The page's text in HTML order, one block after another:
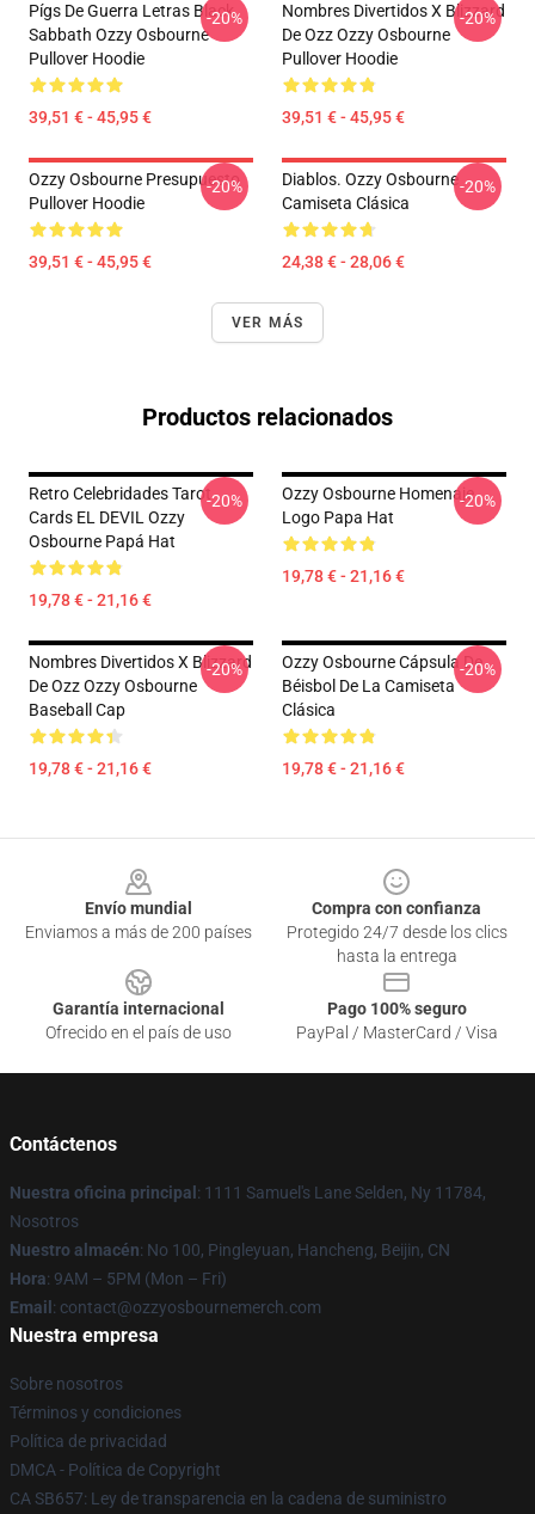
Pígs De Guerra Letras Black
Sabbath Ozzy Osbourne
Pullover Hoodie
39,51 € - 45,95 €
-20%
Nombres Divertidos X Blizzard
De Ozz Ozzy Osbourne
Pullover Hoodie
39,51 € - 45,95 €
-20%
Ozzy Osbourne Presupuesto
Pullover Hoodie
39,51 € - 45,95 €
-20%
Diablos. Ozzy Osbourne
Camiseta Clásica
24,38 € - 28,06 €
-20%
VER MÁS
Productos relacionados
Retro Celebridades Tarot
Cards EL DEVIL Ozzy
Osbourne Papá Hat
19,78 € - 21,16 €
-20%
Ozzy Osbourne Homenaje
Logo Papa Hat
19,78 € - 21,16 €
-20%
Nombres Divertidos X Blizzard
De Ozz Ozzy Osbourne
Baseball Cap
19,78 € - 21,16 €
-20%
Ozzy Osbourne Cápsula De
Béisbol De La Camiseta
Clásica
19,78 € - 21,16 €
-20%
Envío mundial
Enviamos a más de 200 países
Compra con confianza
Protegido 24/7 desde los clics
hasta la entrega
Garantía internacional
Ofrecido en el país de uso
Pago 100% seguro
PayPal / MasterCard / Visa
Contáctenos
Nuestra oficina principal : 1111 Samuel's Lane Selden, Ny 11784,
Nosotros
Nuestro almacén: No 100, Pingleyuan, Hancheng, Beijin, CN
Hora: 9AM – 5PM (Mon – Fri)
Email : contact@ozzyosbournemerch.com
Nuestra empresa
Sobre nosotros
Términos y condiciones
Política de privacidad
DMCA - Política de Copyright
CA SB657: Ley de transparencia en la cadena de suministro